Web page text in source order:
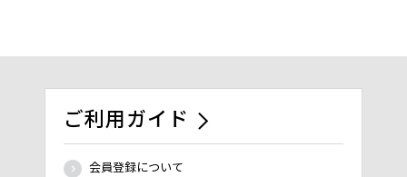
ご利用ガイド
会員登録について